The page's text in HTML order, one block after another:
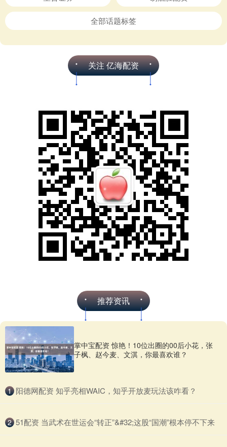
全部话题标签
关注 亿海配资
推荐资讯
掌中宝配资 惊艳！10位出圈的00后小花，张
子枫、赵今麦、文淇，你最喜欢谁？
1 ​阳德网配资 知乎亮相WAIC，知乎开放麦玩法该咋看？
2 ​51配资 当武术在世运会“转正”&#32;这股“国潮”根本停不下来